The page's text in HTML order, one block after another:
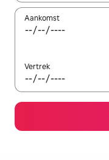
Aankomst
Vertrek